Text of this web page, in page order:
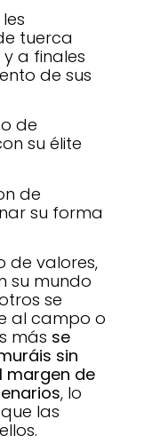
tuerca
a finales
de sus
de
su élite
de
su forma
de valores,
su mundo
se
al campo o
más se
sin
margen de
, lo
las